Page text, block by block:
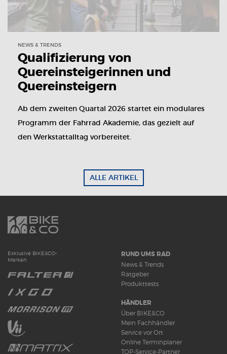
NEWS & TRENDS
Qualifizierung von
Quereinsteigerinnen und
Quereinsteigern
Ab dem zweiten Quartal 2026 startet ein modulares
Programm der Fahrrad Akademie, das gezielt auf
den Werkstattalltag vorbereitet.
ALLE ARTIKEL
Exklusive BIKE&CO-
Marken
RUND UMS RAD
News & Trends
Ratgeber
Produkttests
HÄNDLER
Über BIKE&CO
Mein Fachhändler
Service vor Ort
Online Terminplaner
TOP-Service-Partner